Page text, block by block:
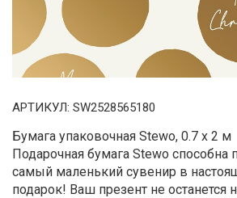
АРТИКУЛ: SW2528565180
Бумага упаковочная Stewo, 0.7 x 2 м
Подарочная бумага Stewo способна
самый маленький сувенир в
подарок! Ваш презент не останется